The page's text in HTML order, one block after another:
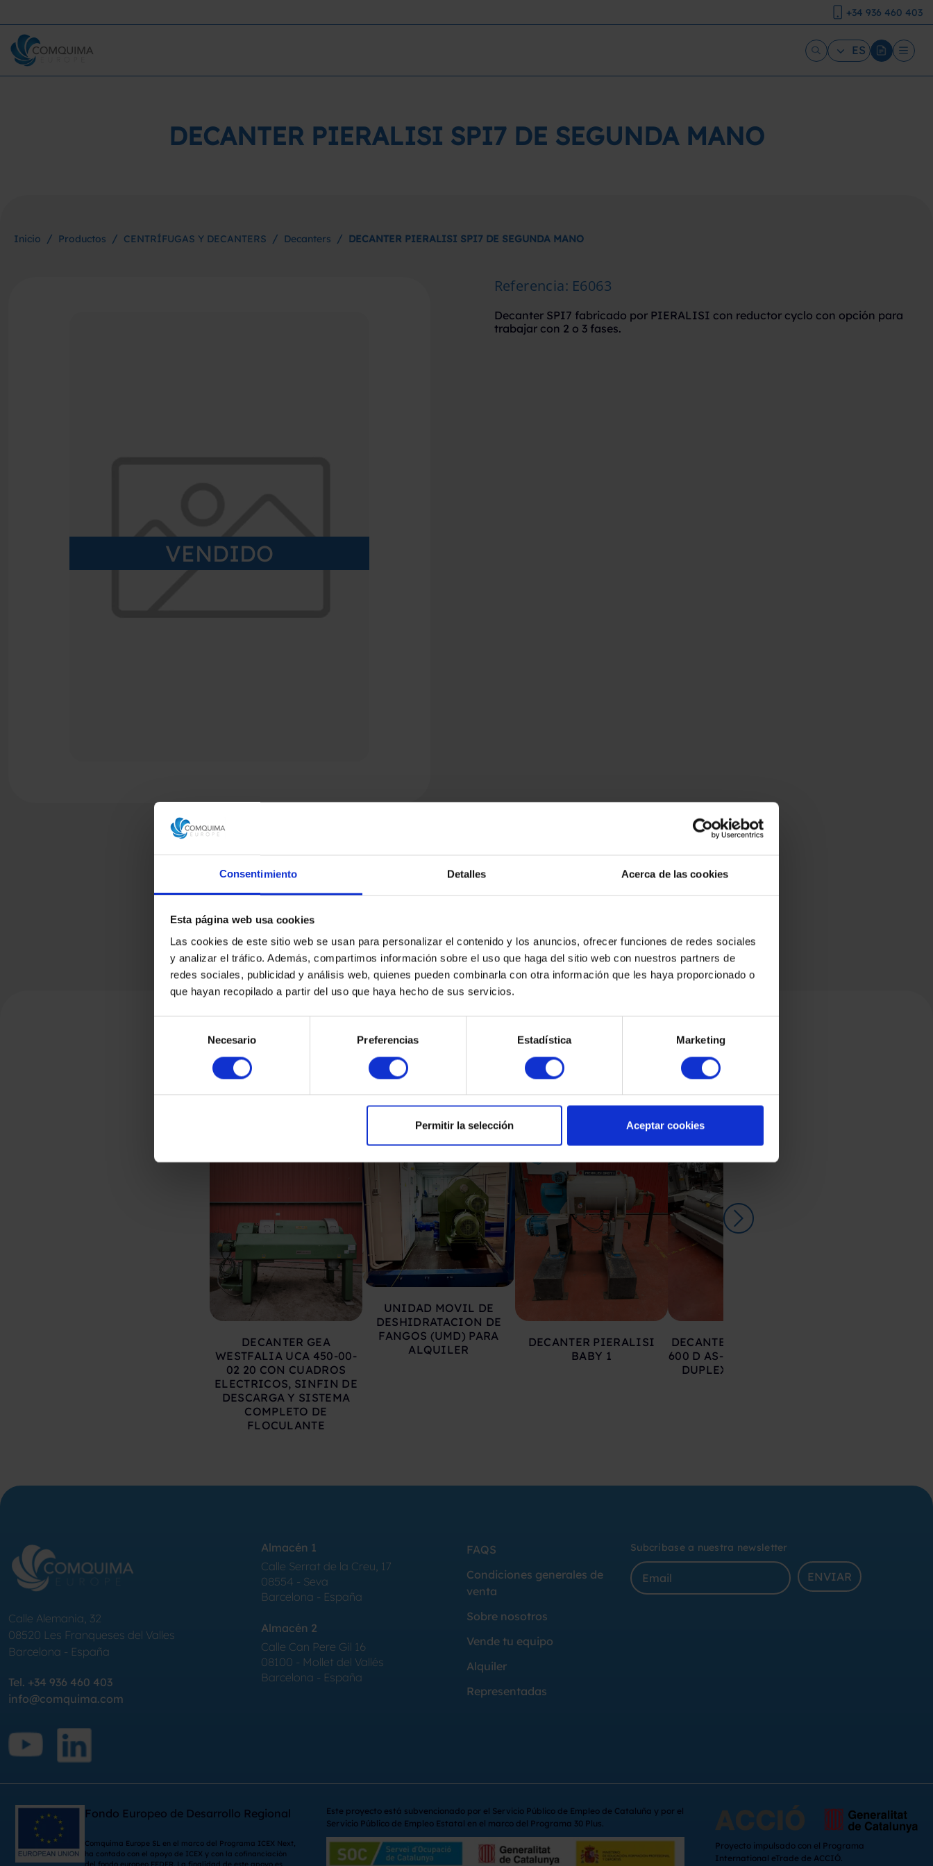
Consentimiento Detalles Acerca de las cookies
Esta página web usa cookies
Las cookies de este sitio web se usan para personalizar el contenido y los anuncios, ofrecer funciones de redes sociales
y analizar el tráfico. Además, compartimos información sobre el uso que haga del sitio web con nuestros partners de
redes sociales, publicidad y análisis web, quienes pueden combinarla con otra información que les haya proporcionado o
que hayan recopilado a partir del uso que haya hecho de sus servicios.
consentimiento
Necesario Preferencias Estadística Marketing
Permitir la selección Aceptar cookies
+34 936 460 403
ES
DECANTER PIERALISI SPI7 DE SEGUNDA MANO
Inicio / Productos / CENTRÍFUGAS Y DECANTERS / Decanters / DECANTER PIERALISI SPI7 DE SEGUNDA MANO
VENDIDO
Referencia: E6063
Decanter SPI7 fabricado por PIERALISI con reductor cyclo con opción para
trabajar con 2 o 3 fases.
Productos Relacionados
DECANTER GEA
WESTFALIA UCA 450-00-
02 20 CON CUADROS
ELECTRICOS, SINFIN DE
DESCARGA Y SISTEMA
COMPLETO DE
FLOCULANTE
UNIDAD MOVIL DE
DESHIDRATACION DE
FANGOS (UMD) PARA
ALQUILER
DECANTER PIERALISI
BABY 1
DECANTER RIERA NADEU
600 D AS-2300 ASTM 316L -
DUPLEX DE SEGUNDA
Calle Alemania, 32
08520 Les Franqueses del Valles
Barcelona - España
Tel. +34 936 460 403
info@comquima.com
Almacén 1
Calle Serrat de la Creu, 17
08554 - Seva
Barcelona - España
Almacén 2
Calle Can Pere Gil 16
08100 - Mollet del Vallés
Barcelona - España
FAQS
Condiciones generales de
venta
Sobre nosotros
Vende tu equipo
Alquiler
Representadas
Subcribase a nuestra newsletter
ENVIAR
Fondo Europeo de Desarrollo Regional
Comquima Europe SL en el marco del Programa ICEX Next,
ha contado con el apoyo de ICEX y con la cofinanciación
Este proyecto está subvencionado por el Servicio Público de Empleo de Cataluña y por el
Servicio Público de Empleo Estatal en el marco del Programa 30 Plus.
Proyecto impulsado con el Programa
International eTrade de ACCIÓ.